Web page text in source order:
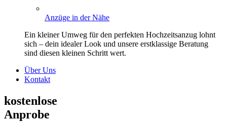
Anzüge in der Nähe
Ein kleiner Umweg für den perfekten Hochzeitsanzug lohnt
sich – dein idealer Look und unsere erstklassige Beratung
sind diesen kleinen Schritt wert.
Über Uns
Kontakt
kostenlose
Anprobe